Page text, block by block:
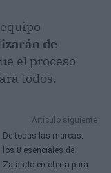
de
el proceso
todos.
Artículo siguiente
De todas las marcas:
los 8 esenciales de
Zalando en oferta para